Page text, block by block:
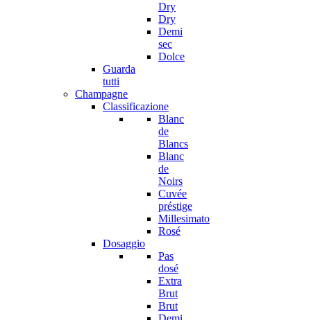
Dry
Dry
Demi
sec
Dolce
Guarda
tutti
Champagne
Classificazione
Blanc
de
Blancs
Blanc
de
Noirs
Cuvée
préstige
Millesimato
Rosé
Dosaggio
Pas
dosé
Extra
Brut
Brut